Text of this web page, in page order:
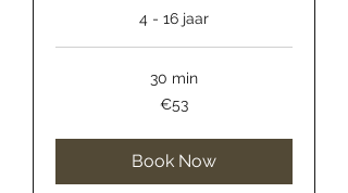
4 - 16 jaar
30 min
€53
Book Now